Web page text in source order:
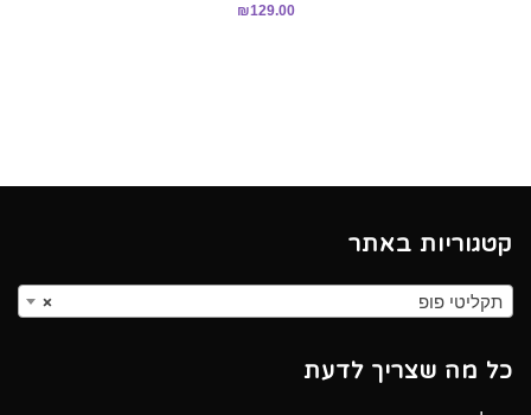
₪129.00
קטגוריות באתר
× תקליטי פופ
כל מה שצריך לדעת